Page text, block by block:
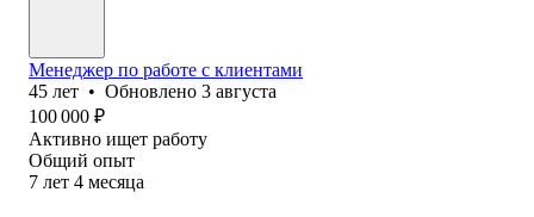
Менеджер по работе с клиентами
45 лет • Обновлено 3 августа
100 000 ₽
Активно ищет работу
Общий опыт
7 лет 4 месяца